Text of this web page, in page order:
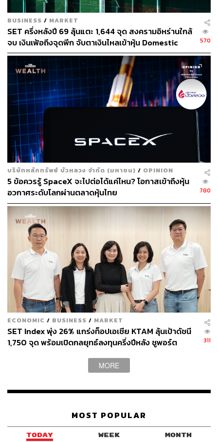
BUSINESS / MARKET
SET ครึ่งหลังปี 69 ลุ้นแตะ 1,644 จุด สงครามอิหร่านใกล้
จบ เงินเฟ้อถึงจุดพีก จับตาเงินไหลเข้าหุ้น Domestic
Play
570
บริษัทหลักทรัพย์ บัวหลวง จำกัด (มหาชน) / OPINION
5 ข้อควรรู้ SpaceX จะไปต่อได้แค่ไหน? โอกาสเข้าถึงหุ้น
อวกาศระดับโลกผ่านตลาดหุ้นไทย
780
ECONOMIC / BUSINESS / MARKET
SET Index พุ่ง 26% แกร่งท็อปเอเชีย KTAM ลุ้นเป้าดัชนี
1,750 จุด พร้อมเปิดกลยุทธ์ลงทุนครึ่งปีหลัง ชูพอร์ต
311
MORE
MOST POPULAR
TODAY WEEK MONTH